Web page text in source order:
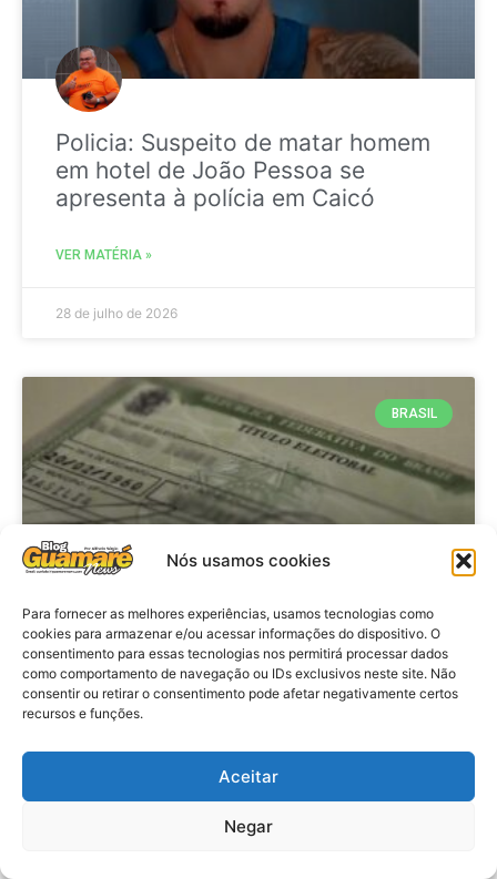
Nós usamos cookies
Para fornecer as melhores experiências, usamos tecnologias como
cookies para armazenar e/ou acessar informações do dispositivo. O
consentimento para essas tecnologias nos permitirá processar dados
como comportamento de navegação ou IDs exclusivos neste site. Não
consentir ou retirar o consentimento pode afetar negativamente certos
recursos e funções.
Aceitar
Negar
Policia: Suspeito de matar homem
em hotel de João Pessoa se
apresenta à polícia em Caicó
VER MATÉRIA »
28 de julho de 2026
BRASIL
Brasil: Policia Federal investiga
753 casos de crimes eleitorais
antes das eleições